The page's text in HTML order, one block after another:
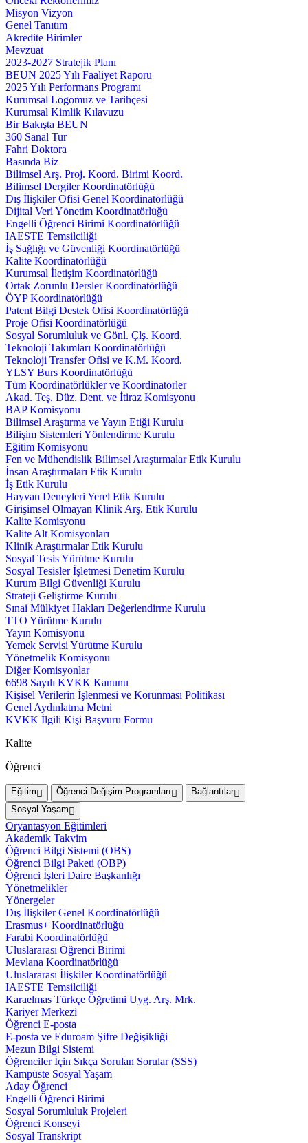
Misyon Vizyon
Genel Tanıtım
Akredite Birimler
Mevzuat
2023-2027 Stratejik Planı
BEUN 2025 Yılı Faaliyet Raporu
2025 Yılı Performans Programı
Kurumsal Logomuz ve Tarihçesi
Kurumsal Kimlik Kılavuzu
Bir Bakışta BEUN
360 Sanal Tur
Fahri Doktora
Basında Biz
Bilimsel Arş. Proj. Koord. Birimi Koord.
Bilimsel Dergiler Koordinatörlüğü
Dış İlişkiler Ofisi Genel Koordinatörlüğü
Dijital Veri Yönetim Koordinatörlüğü
Engelli Öğrenci Birimi Koordinatörlüğü
IAESTE Temsilciliği
İş Sağlığı ve Güvenliği Koordinatörlüğü
Kalite Koordinatörlüğü
Kurumsal İletişim Koordinatörlüğü
Ortak Zorunlu Dersler Koordinatörlüğü
ÖYP Koordinatörlüğü
Patent Bilgi Destek Ofisi Koordinatörlüğü
Proje Ofisi Koordinatörlüğü
Sosyal Sorumluluk ve Gönl. Çlş. Koord.
Teknoloji Takımları Koordinatörlüğü
Teknoloji Transfer Ofisi ve K.M. Koord.
YLSY Burs Koordinatörlüğü
Tüm Koordinatörlükler ve Koordinatörler
Akad. Teş. Düz. Dent. ve İtiraz Komisyonu
BAP Komisyonu
Bilimsel Araştırma ve Yayın Etiği Kurulu
Bilişim Sistemleri Yönlendirme Kurulu
Eğitim Komisyonu
Fen ve Mühendislik Bilimsel Araştırmalar Etik Kurulu
İnsan Araştırmaları Etik Kurulu
İş Etik Kurulu
Hayvan Deneyleri Yerel Etik Kurulu
Girişimsel Olmayan Klinik Arş. Etik Kurulu
Kalite Komisyonu
Kalite Alt Komisyonları
Klinik Araştırmalar Etik Kurulu
Sosyal Tesis Yürütme Kurulu
Sosyal Tesisler İşletmesi Denetim Kurulu
Kurum Bilgi Güvenliği Kurulu
Strateji Geliştirme Kurulu
Sınai Mülkiyet Hakları Değerlendirme Kurulu
TTO Yürütme Kurulu
Yayın Komisyonu
Yemek Servisi Yürütme Kurulu
Yönetmelik Komisyonu
Diğer Komisyonlar
6698 Sayılı KVKK Kanunu
Kişisel Verilerin İşlenmesi ve Korunması Politikası
Genel Aydınlatma Metni
KVKK İlgili Kişi Başvuru Formu
Kalite
Öğrenci
Eğitim Öğrenci Değişim Programları
Bağlantılar
Sosyal Yaşam
Oryantasyon Eğitimleri
Akademik Takvim
Öğrenci Bilgi Sistemi (OBS)
Öğrenci Bilgi Paketi (OBP)
Öğrenci İşleri Daire Başkanlığı
Yönetmelikler
Yönergeler
Dış İlişkiler Genel Koordinatörlüğü
Erasmus+ Koordinatörlüğü
Farabi Koordinatörlüğü
Uluslararası Öğrenci Birimi
Mevlana Koordinatörlüğü
Uluslararası İlişkiler Koordinatörlüğü
IAESTE Temsilciliği
Karaelmas Türkçe Öğretimi Uyg. Arş. Mrk.
Kariyer Merkezi
Öğrenci E-posta
E-posta ve Eduroam Şifre Değişikliği
Mezun Bilgi Sistemi
Öğrenciler İçin Sıkça Sorulan Sorular (SSS)
Kampüste Sosyal Yaşam
Aday Öğrenci
Engelli Öğrenci Birimi
Sosyal Sorumluluk Projeleri
Öğrenci Konseyi
Sosyal Transkript